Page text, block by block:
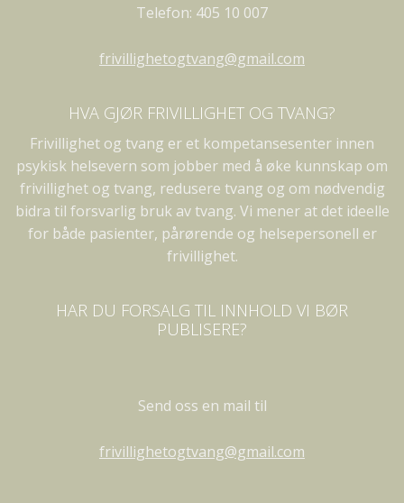
Telefon: 405 10 007
frivillighetogtvang@gmail.com
HVA GJØR FRIVILLIGHET OG TVANG?
Frivillighet og tvang er et kompetansesenter innen
psykisk helsevern som jobber med å øke kunnskap om
frivillighet og tvang, redusere tvang og om nødvendig
bidra til forsvarlig bruk av tvang. Vi mener at det ideelle
for både pasienter, pårørende og helsepersonell er
frivillighet.
HAR DU FORSALG TIL INNHOLD VI BØR
PUBLISERE?
Send oss en mail til
frivillighetogtvang@gmail.com